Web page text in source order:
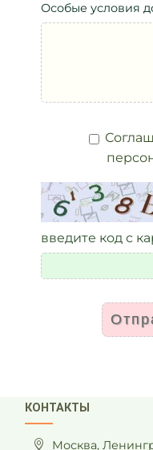
Особые условия
введите код с
КОНТАКТЫ
Москва,